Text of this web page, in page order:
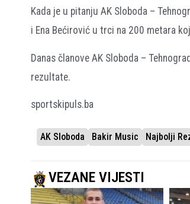
Kada je u pitanju AK Sloboda –
i Ena Bećirović u trci na 200 metara
Danas članove AK Sloboda –
rezultate.
sportskipuls.ba
AK Sloboda Bakir Music Najbolji
VEZANE VIJESTI